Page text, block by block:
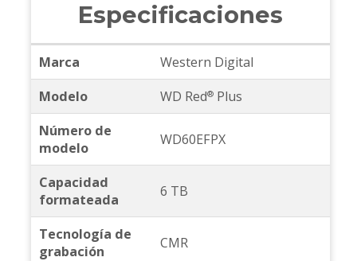
Especificaciones
Marca
Western Digital
Modelo
WD Red®Plus
Número de
modelo
WD60EFPX
Capacidad
formateada
6 TB
Tecnología de
grabación
CMR